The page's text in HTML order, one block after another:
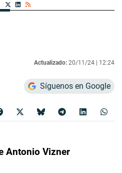
Actualizado: 20/11/24 | 12:24
Síguenos en Google
Antonio Vizner